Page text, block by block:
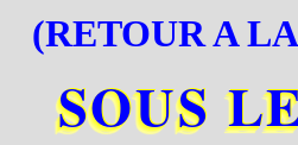
(RETOUR A
SOUS